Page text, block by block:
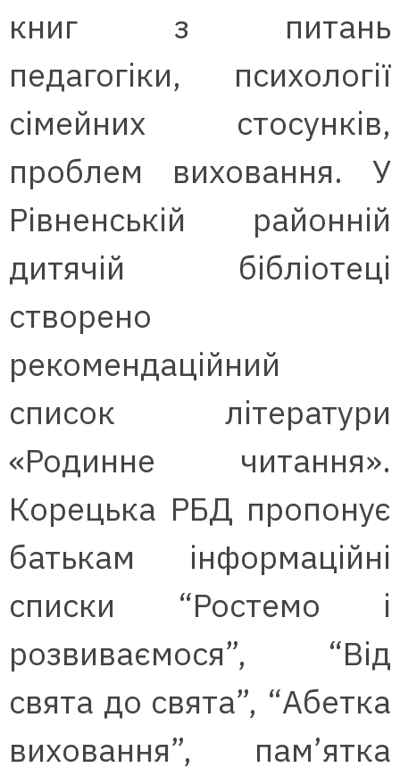
книг з питань
педагогіки, психології
сімейних стосунків,
проблем виховання. У
Рівненській районній
дитячій бібліотеці
створено
рекомендаційний
список літератури
«Родинне читання».
Корецька РБД пропонує
батькам інформаційні
списки “Ростемо і
розвиваємося”, “Від
свята до свята”, “Абетка
виховання”, пам’ятка